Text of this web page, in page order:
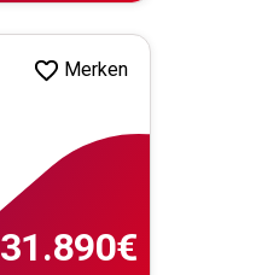
Merken
31.890€